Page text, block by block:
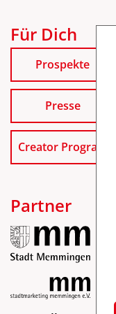
Für Dich
Prospekte
Presse
Creator Program
Partner